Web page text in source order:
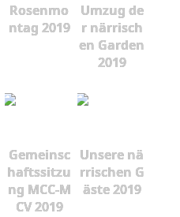
Rosenmo
ntag 2019
Umzug de
r närrisch
en Garden
2019
Gemeinsc
haftssitzu
ng MCC-M
CV 2019
Unsere nä
rrischen G
äste 2019